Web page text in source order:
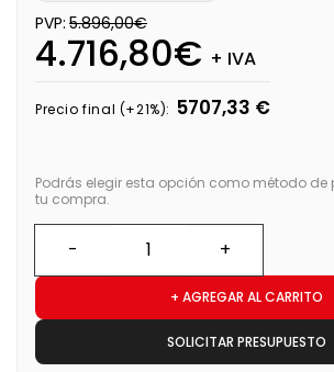
PVP: 5.896,00€
4.716,80€ + IVA
Precio final (+21%): 5707,33 €
Podrás elegir esta opción como método
tu compra.
+ AGREGAR AL CARRITO
SOLICITAR PRESUPUESTO